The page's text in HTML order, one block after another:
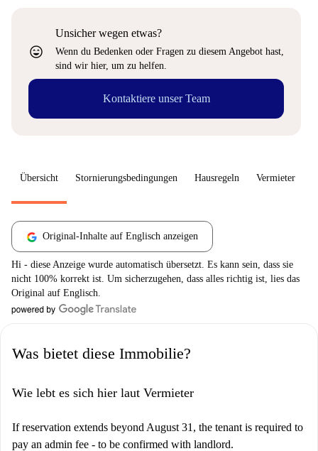
sentiment_very_satisfied
Unsicher wegen etwas?
Wenn du Bedenken oder Fragen zu diesem Angebot hast,
sind wir hier, um zu helfen.
Kontaktiere unser Team
Übersicht Stornierungsbedingungen Hausregeln Vermieter
Original-Inhalte auf Englisch anzeigen
Hi - diese Anzeige wurde automatisch übersetzt. Es kann sein, dass sie
nicht 100% korrekt ist. Um sicherzugehen, dass alles richtig ist, lies das
Original auf Englisch.
Was bietet diese Immobilie?
Wie lebt es sich hier laut Vermieter
If reservation extends beyond August 31, the tenant is required to
pay an admin fee - to be confirmed with landlord.